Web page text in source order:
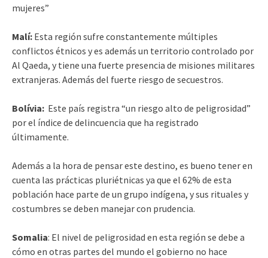
mujeres”
Malí: Esta región sufre constantemente múltiples
conflictos étnicos y es además un territorio controlado por
Al Qaeda, y tiene una fuerte presencia de misiones militares
extranjeras. Además del fuerte riesgo de secuestros.
Bolívia: Este país registra “un riesgo alto de peligrosidad”
por el índice de delincuencia que ha registrado
últimamente.
Además a la hora de pensar este destino, es bueno tener en
cuenta las prácticas pluriétnicas ya que el 62% de esta
población hace parte de un grupo indígena, y sus rituales y
costumbres se deben manejar con prudencia.
Somalia: El nivel de peligrosidad en esta región se debe a
cómo en otras partes del mundo el gobierno no hace